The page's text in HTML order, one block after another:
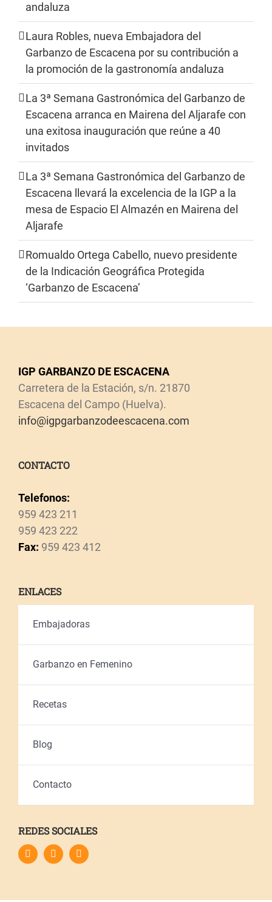
andaluza
Laura Robles, nueva Embajadora del
Garbanzo de Escacena por su contribución a
la promoción de la gastronomía andaluza
La 3ª Semana Gastronómica del Garbanzo de
Escacena arranca en Mairena del Aljarafe con
una exitosa inauguración que reúne a 40
invitados
La 3ª Semana Gastronómica del Garbanzo de
Escacena llevará la excelencia de la IGP a la
mesa de Espacio El Almazén en Mairena del
Aljarafe
Romualdo Ortega Cabello, nuevo presidente
de la Indicación Geográfica Protegida
‘Garbanzo de Escacena’
IGP GARBANZO DE ESCACENA
Carretera de la Estación, s/n. 21870
Escacena del Campo (Huelva).
info@igpgarbanzodeescacena.com
CONTACTO
Telefonos:
959 423 211
959 423 222
Fax: 959 423 412
ENLACES
Embajadoras
Garbanzo en Femenino
Recetas
Blog
Contacto
REDES SOCIALES